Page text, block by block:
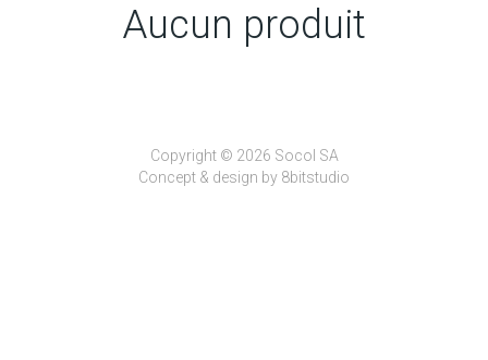
Aucun produit
Copyright © 2026 Socol SA
Concept & design by 8bitstudio